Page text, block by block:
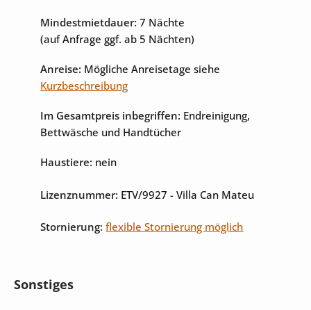
Mindestmietdauer: 7 Nächte
(auf Anfrage ggf. ab 5 Nächten)
Anreise: Mögliche Anreisetage siehe
Kurzbeschreibung
Im Gesamtpreis inbegriffen: Endreinigung,
Bettwäsche und Handtücher
Haustiere: nein
Lizenznummer: ETV/9927 - Villa Can Mateu
Stornierung: flexible Stornierung möglich
Sonstiges